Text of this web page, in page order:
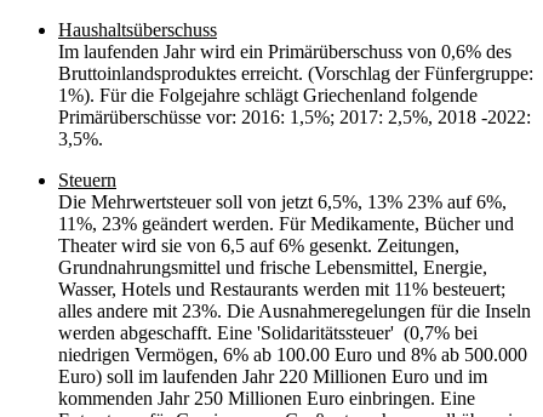
Haushaltsüberschuss
Im laufenden Jahr wird ein Primärüberschuss von 0,6% des
Bruttoinlandsproduktes erreicht. (Vorschlag der Fünfergruppe:
1%). Für die Folgejahre schlägt Griechenland folgende
Primärüberschüsse vor: 2016: 1,5%; 2017: 2,5%, 2018 -2022:
3,5%.
Steuern
Die Mehrwertsteuer soll von jetzt 6,5%, 13% 23% auf 6%,
11%, 23% geändert werden. Für Medikamente, Bücher und
Theater wird sie von 6,5 auf 6% gesenkt. Zeitungen,
Grundnahrungsmittel und frische Lebensmittel, Energie,
Wasser, Hotels und Restaurants werden mit 11% besteuert;
alles andere mit 23%. Die Ausnahmeregelungen für die Inseln
werden abgeschafft. Eine 'Solidaritätssteuer' (0,7% bei
niedrigen Vermögen, 6% ab 100.00 Euro und 8% ab 500.000
Euro) soll im laufenden Jahr 220 Millionen Euro und im
kommenden Jahr 250 Millionen Euro einbringen. Eine